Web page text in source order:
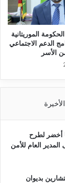
الموريتانية
الدعم الاجتماعي
الأسر
الأخيرة
أخضر لطرح
العام للأمن
بديوان